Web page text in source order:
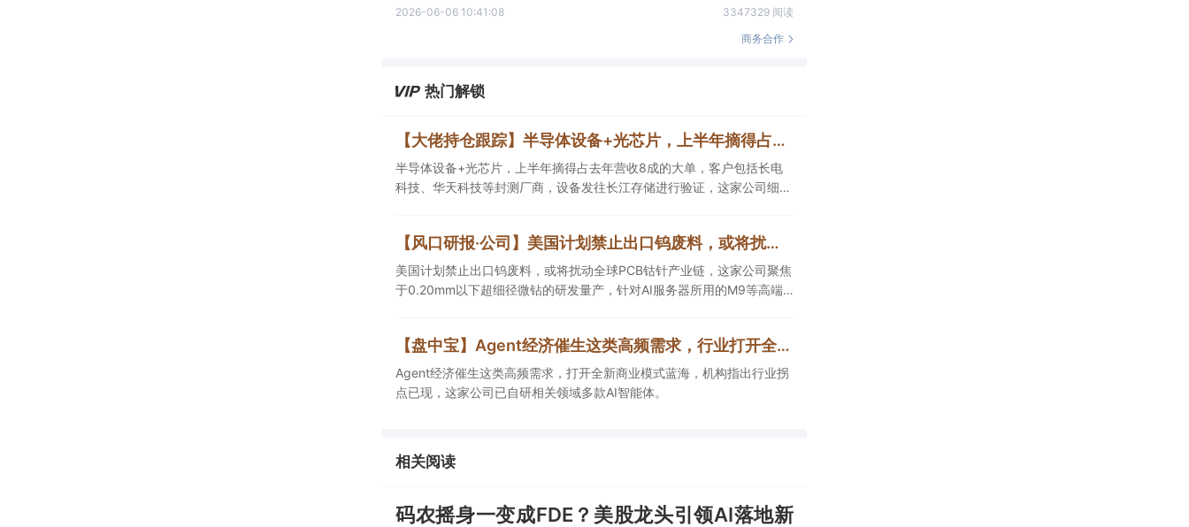
2026-06-06 10:41:08
3347329 阅读
商务合作
热门解锁
【大佬持仓跟踪】半导体设备+光芯片，上半年摘得占去年营收8成的大单，客户包括长电科技、华天科技等封测厂商，设备发往长江存储进行验证，这家公司细分设备国内市占率第一
半导体设备+光芯片，上半年摘得占去年营收8成的大单，客户包括长电
科技、华天科技等封测厂商，设备发往长江存储进行验证，这家公司细分
【风口研报·公司】美国计划禁止出口钨废料，或将扰动全球PCB钴针产业链，这家公司深度绑定AI服务器需求，计划2027底将月产能提升400%
美国计划禁止出口钨废料，或将扰动全球PCB钴针产业链，这家公司聚焦
于0.20mm以下超细径微钻的研发量产，针对AI服务器所用的M9等高端
【盘中宝】Agent经济催生这类高频需求，行业打开全新商业模式蓝海，这家公司已自研相关领域多款AI智能体
Agent经济催生这类高频需求，打开全新商业模式蓝海，机构指出行业拐
点已现，这家公司已自研相关领域多款AI智能体。
相关阅读
码农摇身一变成FDE？美股龙头引领AI落地新